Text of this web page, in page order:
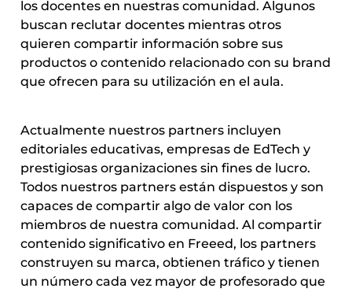
los docentes en nuestras comunidad. Algunos
buscan reclutar docentes mientras otros
quieren compartir información sobre sus
productos o contenido relacionado con su brand
que ofrecen para su utilización en el aula.
Actualmente nuestros partners incluyen
editoriales educativas, empresas de EdTech y
prestigiosas organizaciones sin fines de lucro.
Todos nuestros partners están dispuestos y son
capaces de compartir algo de valor con los
miembros de nuestra comunidad. Al compartir
contenido significativo en Freeed, los partners
construyen su marca, obtienen tráfico y tienen
un número cada vez mayor de profesorado que